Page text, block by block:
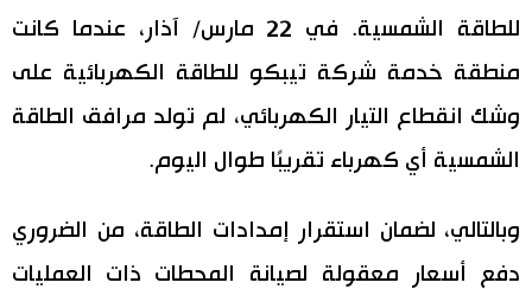
للطاقة الشمسية. في 22 مارس/ آذار، عندما كانت
منطقة خدمة شركة تيبكو للطاقة الكهربائية على
وشك انقطاع التيار الكهربائي، لم تولد مرافق الطاقة
الشمسية أي كهرباء تقريبًا طوال اليوم.
وبالتالي، لضمان استقرار إمدادات الطاقة، من الضروري
دفع أسعار معقولة لصيانة المحطات ذات العمليات